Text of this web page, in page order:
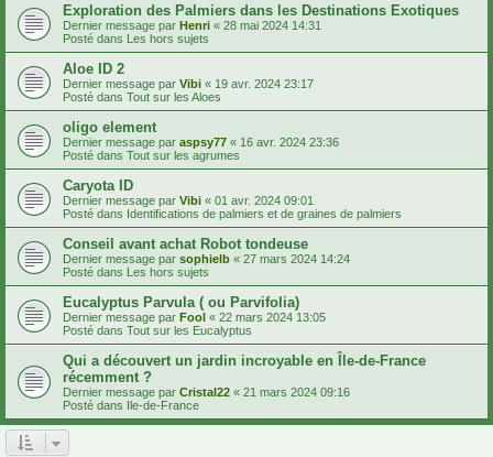
Exploration des Palmiers dans les Destinations Exotiques
Dernier message par Henri « 28 mai 2024 14:31
Posté dans Les hors sujets
Aloe ID 2
Dernier message par Vibi « 19 avr. 2024 23:17
Posté dans Tout sur les Aloes
oligo element
Dernier message par aspsy77 « 16 avr. 2024 23:36
Posté dans Tout sur les agrumes
Caryota ID
Dernier message par Vibi « 01 avr. 2024 09:01
Posté dans Identifications de palmiers et de graines de palmiers
Conseil avant achat Robot tondeuse
Dernier message par sophielb « 27 mars 2024 14:24
Posté dans Les hors sujets
Eucalyptus Parvula ( ou Parvifolia)
Dernier message par Fool « 22 mars 2024 13:05
Posté dans Tout sur les Eucalyptus
Qui a découvert un jardin incroyable en Île-de-France
récemment ?
Dernier message par Cristal22 « 21 mars 2024 09:16
Posté dans Ile-de-France